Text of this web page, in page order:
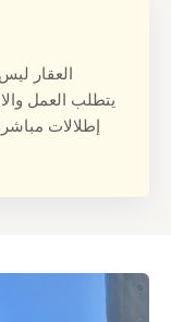
العقار
يتطلب العمل
إطلالات